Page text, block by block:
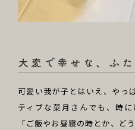
可愛い我が子とはいえ、やっ
ティブな菜月さんでも、時
「ご飯やお昼寝の時とか、ど